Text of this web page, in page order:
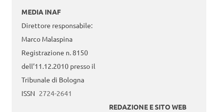
MEDIA INAF
Direttore responsabile:
Marco Malaspina
Registrazione n. 8150
dell’11.12.2010 presso il
Tribunale di Bologna
ISSN 2724-2641
REDAZIONE E SITO WEB